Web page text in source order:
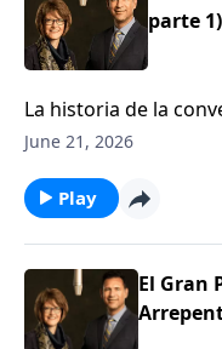
parte 1)
La historia de la
June 21, 2026
Play
El Gran